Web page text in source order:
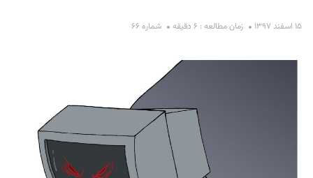
۱۵ اسفند ۱۳۹۷ زمان مطالعه : ۶ دقیقه شماره ۶۶